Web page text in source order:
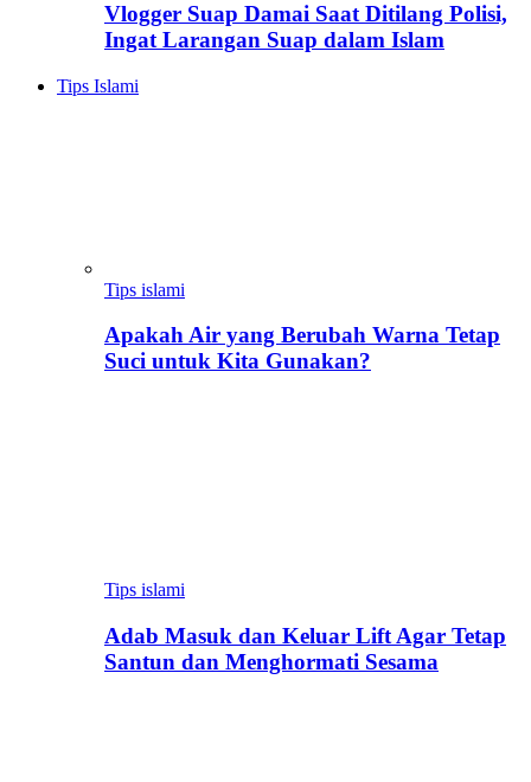
Vlogger Suap Damai Saat Ditilang Polisi,
Ingat Larangan Suap dalam Islam
Tips Islami
Tips islami
Apakah Air yang Berubah Warna Tetap
Suci untuk Kita Gunakan?
Tips islami
Adab Masuk dan Keluar Lift Agar Tetap
Santun dan Menghormati Sesama